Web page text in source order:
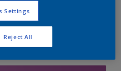
de pintura
Calcular
Settings
Reject All